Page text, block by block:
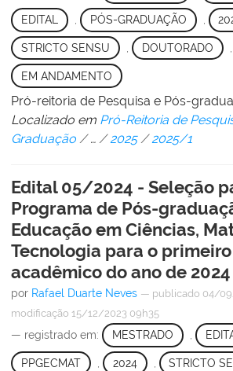
EDITAL , PÓS-GRADUAÇÃO ,
STRICTO SENSU DOUTORADO
EM ANDAMENTO
Pró-reitoria de Pesquisa e Pós-
Localizado em Pró-Reitoria de
Graduação /… /2025 /2025/1
Edital 05/2024 - Seleção
Programa de Pós-
Educação em Ciências,
Tecnologia para o
acadêmico do ano de 2024
por Rafael Duarte Neves — publicado 04/
modificação 15/12/2023 09h35
— registrado em: MESTRADO ,
PPGECMAT 2024 STRICTO